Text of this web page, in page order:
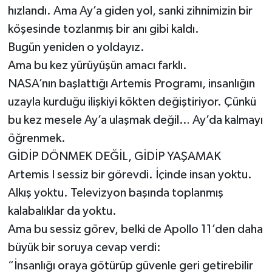
hızlandı. Ama Ay’a giden yol, sanki zihnimizin bir
köşesinde tozlanmış bir anı gibi kaldı.
Bugün yeniden o yoldayız.
Ama bu kez yürüyüşün amacı farklı.
NASA’nın başlattığı Artemis Programı, insanlığın
uzayla kurduğu ilişkiyi kökten değiştiriyor. Çünkü
bu kez mesele Ay’a ulaşmak değil… Ay’da kalmayı
öğrenmek.
GİDİP DÖNMEK DEĞİL, GİDİP YAŞAMAK
Artemis I sessiz bir görevdi. İçinde insan yoktu.
Alkış yoktu. Televizyon başında toplanmış
kalabalıklar da yoktu.
Ama bu sessiz görev, belki de Apollo 11’den daha
büyük bir soruya cevap verdi:
“İnsanlığı oraya götürüp güvenle geri getirebilir